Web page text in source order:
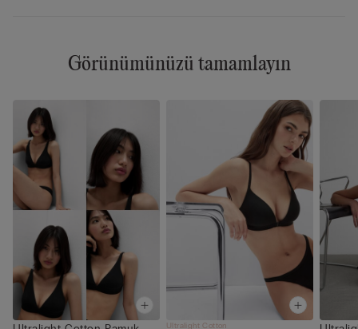
Görünümünüzü tamamlayın
Ultralight Cotton